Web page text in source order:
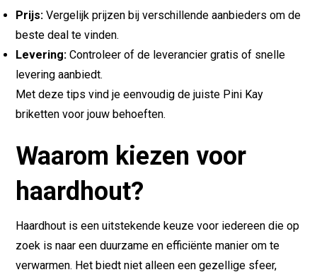
Prijs: Vergelijk prijzen bij verschillende aanbieders om de
beste deal te vinden.
Levering: Controleer of de leverancier gratis of snelle
levering aanbiedt.
Met deze tips vind je eenvoudig de juiste Pini Kay
briketten voor jouw behoeften.
Waarom kiezen voor
haardhout?
Haardhout is een uitstekende keuze voor iedereen die op
zoek is naar een duurzame en efficiënte manier om te
verwarmen. Het biedt niet alleen een gezellige sfeer,